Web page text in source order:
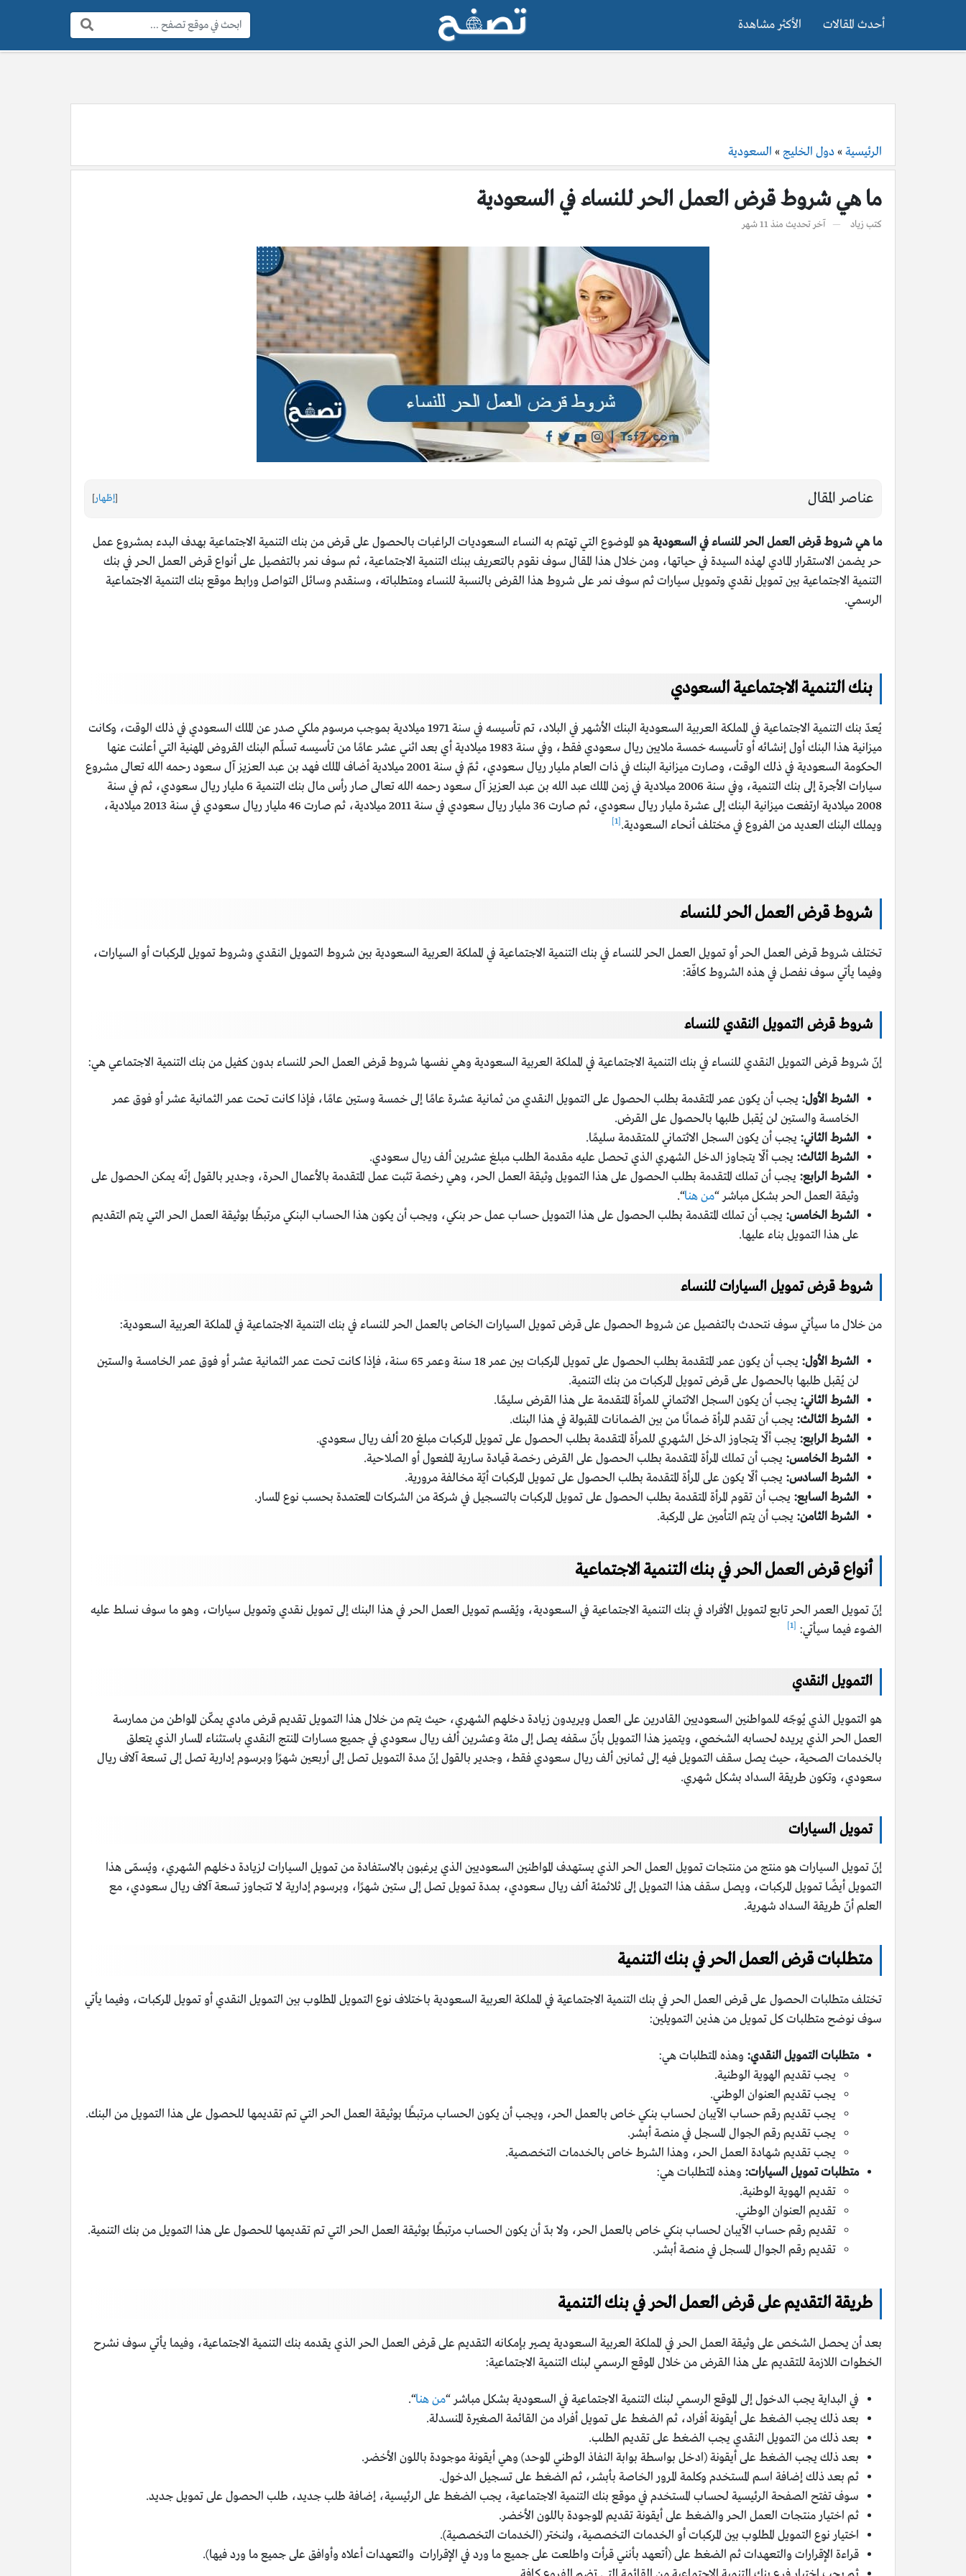
أحدث المقالات الأكثر مشاهدة
البحث:
الرئيسية »دول الخليج » السعودية
ما هي شروط قرض العمل الحر للنساء في السعودية
كتب زياد آخر تحديث منذ 11 شهر
عناصر المقال [إظهار]
ما هي شروط قرض العمل الحر للنساء في السعوديةهو الموضوع التي تهتم به النساء السعوديات الراغبات بالحصول على قرض من بنك التنمية الاجتماعية بهدف البدء بمشروع عمل
حر يضمن الاستقرار المادي لهذه السيدة في حياتها، ومن خلال هذا المقال سوف نقوم بالتعريف ببنك التنمية الاجتماعية، ثم سوف نمر بالتفصيل على أنواع قرض العمل الحر في بنك
التنمية الاجتماعية بين تمويل نقدي وتمويل سيارات ثم سوف نمر على شروط هذا القرض بالنسبة للنساء ومتطلباته، وسنقدم وسائل التواصل ورابط موقع بنك التنمية الاجتماعية
الرسمي.
بنك التنمية الاجتماعية السعودي
يُعدّ بنك التنمية الاجتماعية في المملكة العربية السعودية البنك الأشهر في البلاد، تم تأسيسه في سنة 1971 ميلادية بموجب مرسوم ملكي صدر عن الملك السعودي في ذلك الوقت، وكانت
ميزانية هذا البنك أول إنشائه أو تأسيسه خمسة ملايين ريال سعودي فقط، وفي سنة 1983 ميلادية أي بعد اثني عشر عامًا من تأسيسه تسلّم البنك القروض المهنية التي أعلنت عنها
الحكومة السعودية في ذلك الوقت، وصارت ميزانية البنك في ذات العام مليار ريال سعودي، ثمّ في سنة 2001 ميلادية أضاف الملك فهد بن عبد العزيز آل سعود رحمه الله تعالى مشروع
سيارات الأجرة إلى بنك التنمية، وفي سنة 2006 ميلادية في زمن الملك عبد الله بن عبد العزيز آل سعود رحمه الله تعالى صار رأس مال بنك التنمية 6 مليار ريال سعودي، ثم في سنة
2008 ميلادية ارتفعت ميزانية البنك إلى عشرة مليار ريال سعودي، ثم صارت 36 مليار ريال سعودي في سنة 2011 ميلادية، ثم صارت 46 مليار ريال سعودي في سنة 2013 ميلادية،
ويملك البنك العديد من الفروع في مختلف أنحاء السعودية.[1]
شروط قرض العمل الحر للنساء
تختلف شروط قرض العمل الحر أو تمويل العمل الحر للنساء في بنك التنمية الاجتماعية في المملكة العربية السعودية بين شروط التمويل النقدي وشروط تمويل المركبات أو السيارات،
وفيما يأتي سوف نفصل في هذه الشروط كافّة:
شروط قرض التمويل النقدي للنساء
إنّ شروط قرض التمويل النقدي للنساء في بنك التنمية الاجتماعية في المملكة العربية السعودية وهي نفسها شروط قرض العمل الحر للنساء بدون كفيل من بنك التنمية الاجتماعي هي:
الشرط الأول: يجب أن يكون عمر المتقدمة بطلب الحصول على التمويل النقدي من ثمانية عشرة عامًا إلى خمسة وستين عامًا، فإذا كانت تحت عمر الثمانية عشر أو فوق عمر
الخامسة والستين لن يُقبل طلبها بالحصول على القرض.
الشرط الثاني: يجب أن يكون السجل الائتماني للمتقدمة سليمًا.
الشرط الثالث: يجب ألّا يتجاوز الدخل الشهري الذي تحصل عليه مقدمة الطلب مبلغ عشرين ألف ريال سعودي.
الشرط الرابع: يجب أن تملك المتقدمة بطلب الحصول على هذا التمويل وثيقة العمل الحر، وهي رخصة تثبت عمل المتقدمة بالأعمال الحرة، وجدير بالقول إنّه يمكن الحصول على
وثيقة العمل الحر بشكل مباشر “من هنا“.
الشرط الخامس: يجب أن تملك المتقدمة بطلب الحصول على هذا التمويل حساب عمل حر بنكي، ويجب أن يكون هذا الحساب البنكي مرتبطًا بوثيقة العمل الحر التي يتم التقديم
على هذا التمويل بناء عليها.
شروط قرض تمويل السيارات للنساء
من خلال ما سيأتي سوف نتحدث بالتفصيل عن شروط الحصول على قرض تمويل السيارات الخاص بالعمل الحر للنساء في بنك التنمية الاجتماعية في المملكة العربية السعودية:
الشرط الأول:
يجب أن يكون عمر المتقدمة بطلب الحصول على تمويل المركبات بين عمر 18 سنة وعمر 65 سنة، فإذا كانت تحت عمر الثمانية عشر أو فوق عمر الخامسة والستين
لن يُقبل طلبها بالحصول على قرض تمويل المركبات من بنك التنمية.
الشرط الثاني: يجب أن يكون السجل الائتماني للمرأة المتقدمة على هذا القرض سليمًا.
الشرط الثالث: يجب أن تقدم المرأة ضمانًا من بين الضمانات المقبولة في هذا البنك.
الشرط الرابع: يجب ألّا يتجاوز الدخل الشهري للمرأة المتقدمة بطلب الحصول على تمويل المركبات مبلغ 20 ألف ريال سعودي.
الشرط الخامس: يجب أن تملك المرأة المتقدمة بطلب الحصول على القرض رخصة قيادة سارية المفعول أو الصلاحية.
الشرط السادس: يجب ألّا يكون على المرأة المتقدمة بطلب الحصول على تمويل المركبات أيّة مخالفة مرورية.
الشرط السابع: يجب أن تقوم المرأة المتقدمة بطلب الحصول على تمويل المركبات بالتسجيل في شركة من الشركات المعتمدة بحسب نوع المسار.
الشرط الثامن: يجب أن يتم التأمين على المركبة.
أنواع قرض العمل الحر في بنك التنمية الاجتماعية
إنّ تمويل العمر الحر تابع لتمويل الأفراد في بنك التنمية الاجتماعية في السعودية، ويُقسم تمويل العمل الحر في هذا البنك إلى تمويل نقدي وتمويل سيارات، وهو ما سوف نسلط عليه
الضوء فيما سيأتي: [1]
التمويل النقدي
هو التمويل الذي يُوجّه للمواطنين السعوديين القادرين على العمل ويريدون زيادة دخلهم الشهري، حيث يتم من خلال هذا التمويل تقديم قرض مادي يمكّن المواطن من ممارسة
العمل الحر الذي يريده لحسابه الشخصي، ويتميز هذا التمويل بأنّ سقفه يصل إلى مئة وعشرين ألف ريال سعودي في جميع مسارات المنتج النقدي باستثناء المسار الذي يتعلق
بالخدمات الصحية، حيث يصل سقف التمويل فيه إلى ثمانين ألف ريال سعودي فقط، وجدير بالقول إنّ مدة التمويل تصل إلى أربعين شهرًا وبرسوم إدارية تصل إلى تسعة آلاف ريال
سعودي، وتكون طريقة السداد بشكل شهري.
تمويل السيارات
إنّ تمويل السيارات هو منتج من منتجات تمويل العمل الحر الذي يستهدف المواطنين السعوديين الذي يرغبون بالاستفادة من تمويل السيارات لزيادة دخلهم الشهري، ويُسمّى هذا
التمويل أيضًا تمويل المركبات، ويصل سقف هذا التمويل إلى ثلاثمئة ألف ريال سعودي، بمدة تمويل تصل إلى ستين شهرًا، وبرسوم إدارية لا تتجاوز تسعة آلاف ريال سعودي، مع
العلم أنّ طريقة السداد شهرية.
متطلبات قرض العمل الحر في بنك التنمية
تختلف متطلبات الحصول على قرض العمل الحر في بنك التنمية الاجتماعية في المملكة العربية السعودية باختلاف نوع التمويل المطلوب بين التمويل النقدي أو تمويل المركبات، وفيما يأتي
سوف نوضح متطلبات كل تمويل من هذين التمويلين:
متطلبات التمويل النقدي: وهذه المتطلبات هي:
يجب تقديم الهوية الوطنية.
يجب تقديم العنوان الوطني.
يجب تقديم رقم حساب الآيبان لحساب بنكي خاص بالعمل الحر، ويجب أن يكون الحساب مرتبطًا بوثيقة العمل الحر التي تم تقديمها للحصول على هذا التمويل من البنك.
يجب تقديم رقم الجوال المسجل في منصة أبشر.
يجب تقديم شهادة العمل الحر، وهذا الشرط خاص بالخدمات التخصصية.
متطلبات تمويل السيارات: وهذه المتطلبات هي:
تقديم الهوية الوطنية.
تقديم العنوان الوطني.
تقديم رقم حساب الآيبان لحساب بنكي خاص بالعمل الحر، ولا بدّ أن يكون الحساب مرتبطًا بوثيقة العمل الحر التي تم تقديمها للحصول على هذا التمويل من بنك التنمية.
تقديم رقم الجوال المسجل في منصة أبشر.
طريقة التقديم على قرض العمل الحر في بنك التنمية
بعد أن يحصل الشخص على وثيقة العمل الحر في المملكة العربية السعودية يصير بإمكانه التقديم على قرض العمل الحر الذي يقدمه بنك التنمية الاجتماعية، وفيما يأتي سوف نشرح
الخطوات اللازمة للتقديم على هذا القرض من خلال الموقع الرسمي لبنك التنمية الاجتماعية:
في البداية يجب الدخول إلى الموقع الرسمي لبنك التنمية الاجتماعية في السعودية بشكل مباشر “من هنا“.
بعد ذلك يجب الضغط على أيقونة أفراد، ثم الضغط على تمويل أفراد من القائمة الصغيرة المنسدلة.
بعد ذلك من التمويل النقدي يجب الضغط على تقديم الطلب.
بعد ذلك يجب الضغط على أيقونة (ادخل بواسطة بوابة النفاذ الوطني الموحد) وهي أيقونة موجودة باللون الأخضر.
ثم بعد ذلك إضافة اسم المستخدم وكلمة المرور الخاصة بأبشر، ثم الضغط على تسجيل الدخول.
سوف تفتح الصفحة الرئيسية لحساب المستخدم في موقع بنك التنمية الاجتماعية، يجب الضغط على الرئيسية، إضافة طلب جديد، طلب الحصول على تمويل جديد.
ثم اختيار منتجات العمل الحر والضغط على أيقونة تقديم الموجودة باللون الأخضر.
اختيار نوع التمويل المطلوب بين المركبات أو الخدمات التخصصية، ولنختر (الخدمات التخصصية).
قراءة الإقرارات والتعهدات ثم الضغط على (أتعهد بأنني قرأت واطلعت على جميع ما ورد في الإقرارات والتعهدات أعلاه وأوافق على جميع ما ورد فيها).